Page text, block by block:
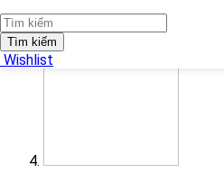
Tìm kiếm
Wishlist